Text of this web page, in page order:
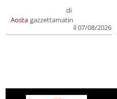
Aosta
di
gazzettamatin
il 07/08/2026